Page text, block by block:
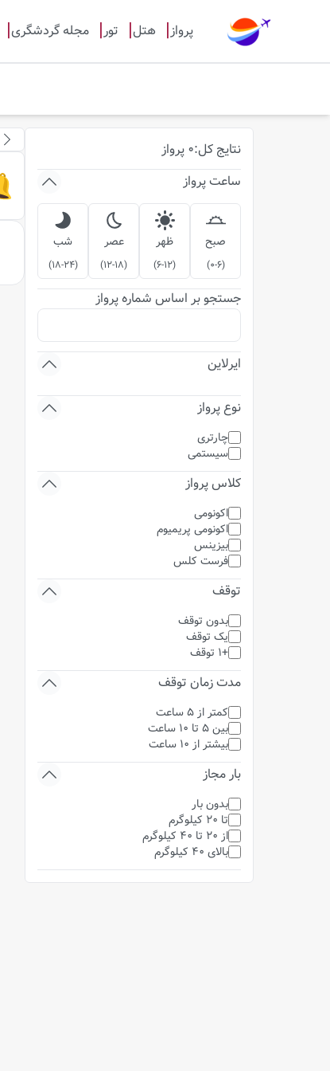
پرواز هتل تور مجله گردشگری
نتایج کل:
0 پرواز
ساعت پرواز
صبح
(
0-6
)
ظهر
(
6-12
)
عصر
(
12-18
)
شب
(
18-24
)
جستجو بر اساس شماره پرواز
ایرلاین
نوع پرواز
چارتری
سیستمی
کلاس پرواز
اکونومی
اکونومی پریمیوم
بیزینس
فرست کلس
توقف
بدون توقف
یک توقف
+1 توقف
مدت زمان توقف
کمتر از 5 ساعت
بین 5 تا 10 ساعت
بیشتر از 10 ساعت
بار مجاز
بدون بار
تا 20 کیلوگرم
از 20 تا 40 کیلوگرم
بالای 40 کیلوگرم